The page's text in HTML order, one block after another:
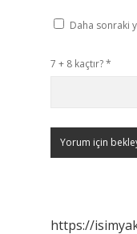
Daha sonraki
7 + 8 kaçtır?*
https://